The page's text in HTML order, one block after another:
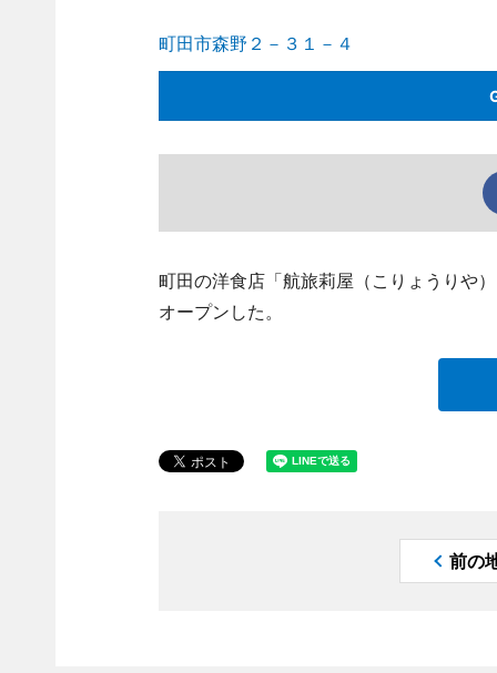
町田市森野２－３１－４
町田の洋食店「航旅莉屋（こりょうりや
オープンした。
前の